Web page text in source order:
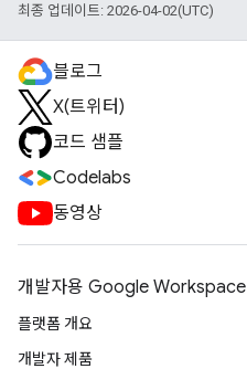
최종 업데이트: 2026-04-02(UTC)
블로그
X(트위터)
코드 샘플
Codelabs
동영상
개발자용 Google Workspace
플랫폼 개요
개발자 제품